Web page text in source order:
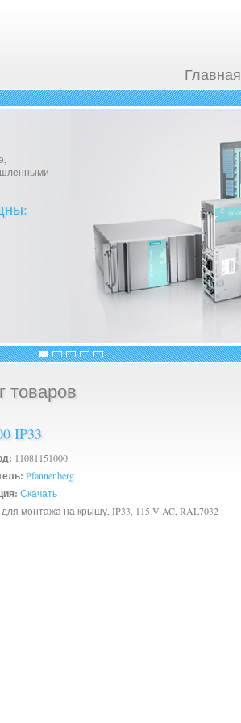
Главная
товаров
IP33
11081151000
Pfannenberg
Скачать
монтажа на крышу, IP33, 115 V AC, RAL7032